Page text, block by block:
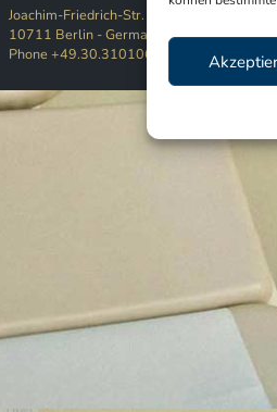
Joachim-Friedrich-Str. 45
10711 Berlin - Germany
Phone +49.30.3101066